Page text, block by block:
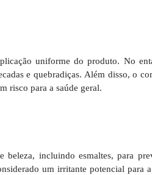
uniforme do produto. No
e quebradiças. Além disso, o
risco para a saúde geral.
beleza, incluindo esmaltes, para
um irritante potencial para